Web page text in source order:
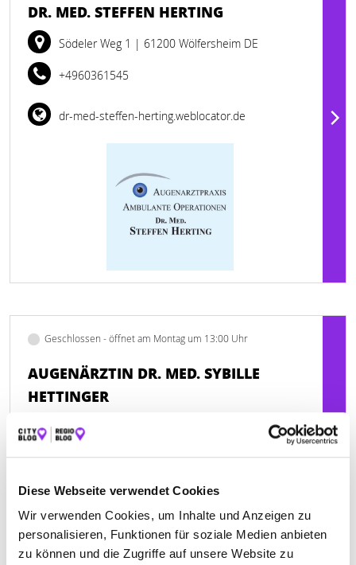
Diese Webseite verwendet Cookies
Wir verwenden Cookies, um Inhalte und Anzeigen zu
personalisieren, Funktionen für soziale Medien anbieten
zu können und die Zugriffe auf unsere Website zu
DR. MED. STEFFEN HERTING
Södeler Weg 1 | 61200 Wölfersheim DE
+4960361545
dr-med-steffen-herting.weblocator.de
Geschlossen - öffnet am Montag um 13:00 Uhr
AUGENÄRZTIN DR. MED. SYBILLE
HETTINGER
Frankfurter Straße 50 | 61231 Bad Nauheim DE
+4960325353
www.augenaerztin-bad-nauheim.de